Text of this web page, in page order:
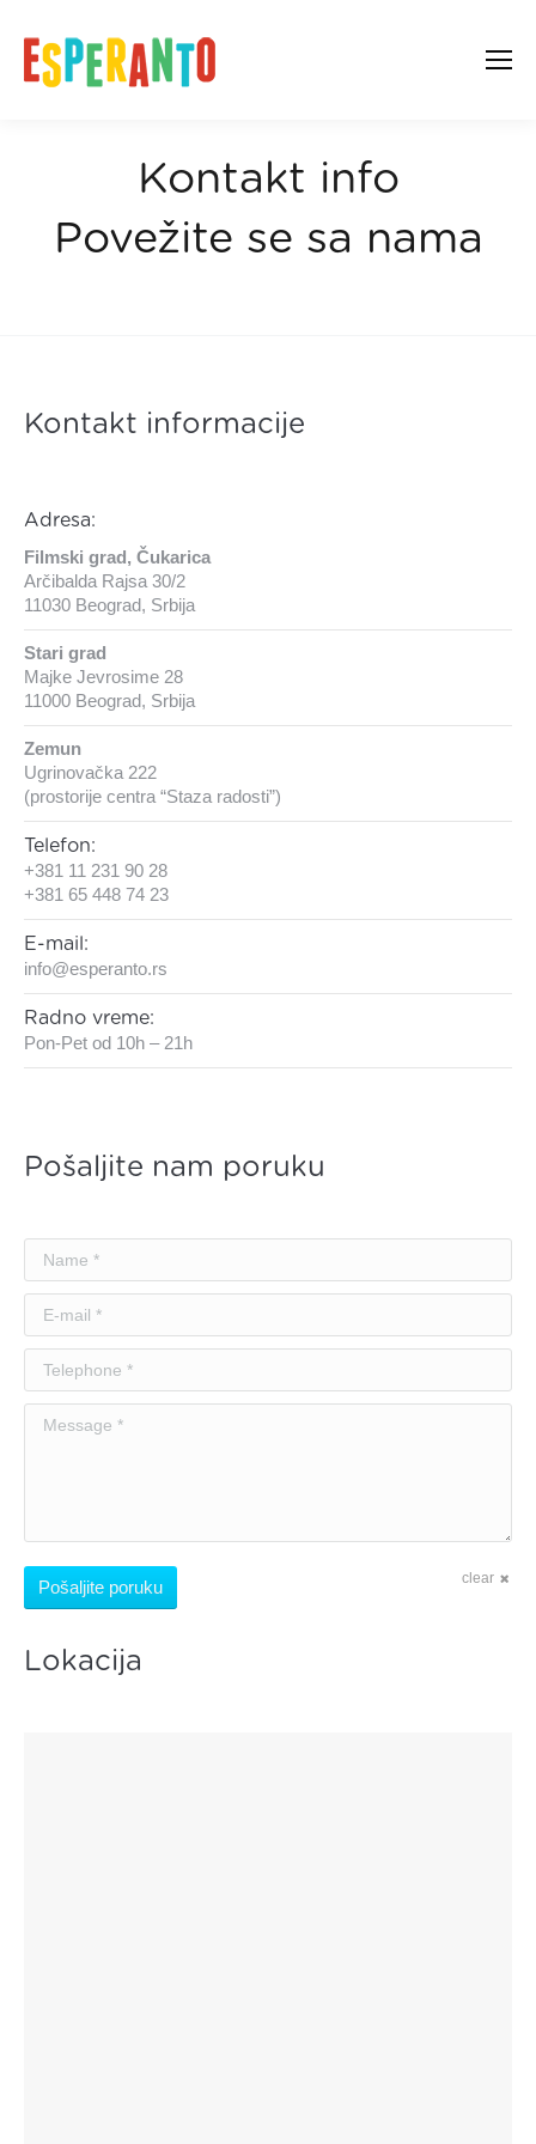
Kontakt info
Povežite se sa nama
Kontakt informacije
Adresa:
Filmski grad, Čukarica
Arčibalda Rajsa 30/2
11030 Beograd, Srbija
Stari grad
Majke Jevrosime 28
11000 Beograd, Srbija
Zemun
Ugrinovačka 222
(prostorije centra “Staza radosti”)
Telefon:
+381 11 231 90 28
+381 65 448 74 23
E-mail:
info@esperanto.rs
Radno vreme:
Pon-Pet od 10h – 21h
Pošaljite nam poruku
Name *
E-mail *
Telephone *
Message *
Pošaljite poruku clear
Lokacija